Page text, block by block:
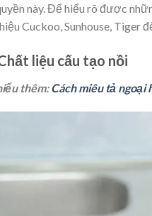
này. Để hiểu rõ được
Cuckoo, Sunhouse, Tiger
liệu cấu tạo nồi
thêm:Cách miêu tả ngoại